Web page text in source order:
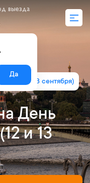
выезда
Да
(12 и 13 сентября)
День
и 13